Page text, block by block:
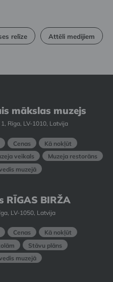
relīze Attēli medijiem
mākslas muzejs
Rīga, LV-1010, Latvija
Cenas
Kā nokļūt
veikals
Muzeja restorāns
muzejā
RĪGAS BIRŽA
LV-1050, Latvija
Cenas
Kā nokļūt
Stāvu plāns
muzejā